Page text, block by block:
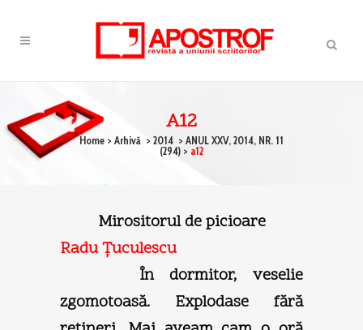
A12
Home > Arhivă > 2014 > ANUL XXV, 2014, NR. 11
(294) > a12
Mirositorul de picioare
Radu Ţuculescu
În dormitor, veselie
zgomotoasă. Explodase fără